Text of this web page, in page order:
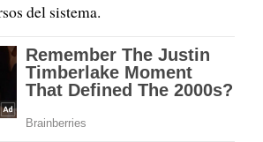
del sistema.